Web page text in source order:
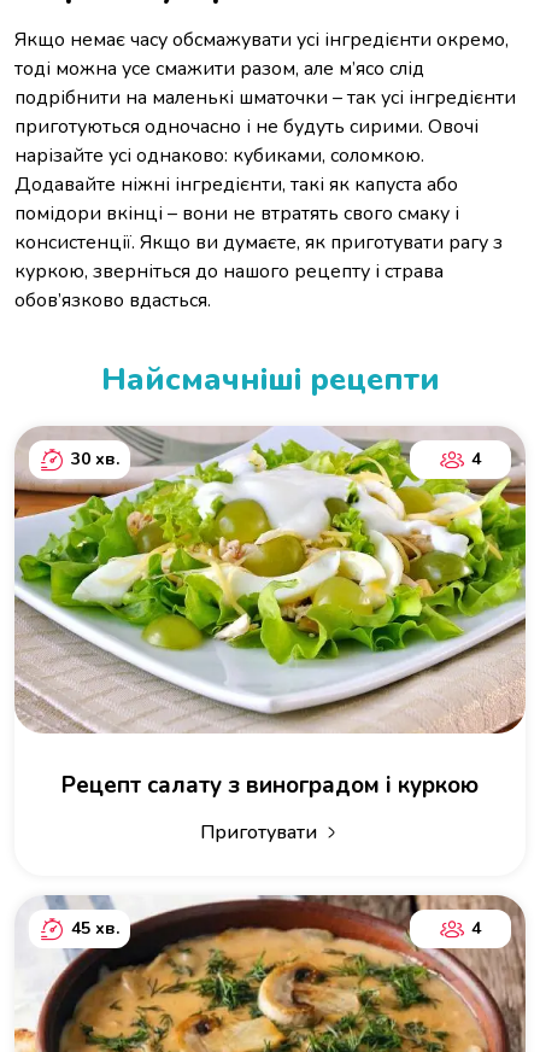
Якщо немає часу обсмажувати усі інгредієнти окремо,
тоді можна усе смажити разом, але м’ясо слід
подрібнити на маленькі шматочки – так усі інгредієнти
приготуються одночасно і не будуть сирими. Овочі
нарізайте усі однаково: кубиками, соломкою.
Додавайте ніжні інгредієнти, такі як капуста або
помідори вкінці – вони не втратять свого смаку і
консистенції. Якщо ви думаєте, як приготувати рагу з
куркою, зверніться до нашого рецепту і страва
обов’язково вдасться.
Найсмачніші рецепти
30 хв. 4
Рецепт салату з виноградом і куркою
Приготувати
45 хв. 4